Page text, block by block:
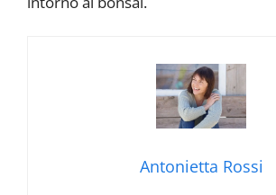
Antonietta Rossi